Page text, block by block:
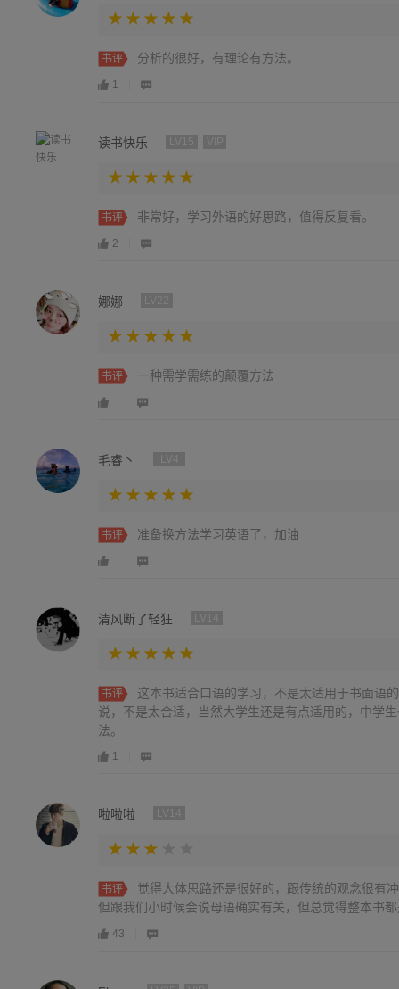
书评 分析的很好，有理论有方法。
1
读书快乐
书评 非常好，学习外语的好思路，值得反复看。
2
娜娜
书评 一种需学需练的颠覆方法
毛睿丶
书评 准备换方法学习英语了，加油
清风断了轻狂
书评
这本书适合口语的学习，不是太适用于书面语
说，不是太合适，当然大学生还是有点适用的，中学
法。
1
啦啦啦
书评
觉得大体思路还是很好的，跟传统的观念很有
但跟我们小时候会说母语确实有关，但总觉得整本书
43